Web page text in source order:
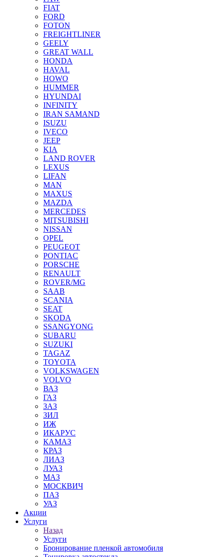
FIAT
FORD
FOTON
FREIGHTLINER
GEELY
GREAT WALL
HONDA
HAVAL
HOWO
HUMMER
HYUNDAI
INFINITY
IRAN SAMAND
ISUZU
IVECO
JEEP
KIA
LAND ROVER
LEXUS
LIFAN
MAN
MAXUS
MAZDA
MERCEDES
MITSUBISHI
NISSAN
OPEL
PEUGEOT
PONTIAC
PORSCHE
RENAULT
ROVER/MG
SAAB
SCANIA
SEAT
SKODA
SSANGYONG
SUBARU
SUZUKI
TAGAZ
TOYOTA
VOLKSWAGEN
VOLVO
ВАЗ
ГАЗ
ЗАЗ
ЗИЛ
ИЖ
ИКАРУС
КАМАЗ
КРАЗ
ЛИАЗ
ЛУАЗ
МАЗ
МОСКВИЧ
ПАЗ
УАЗ
Акции
Услуги
Назад
Услуги
Бронирование пленкой автомобиля